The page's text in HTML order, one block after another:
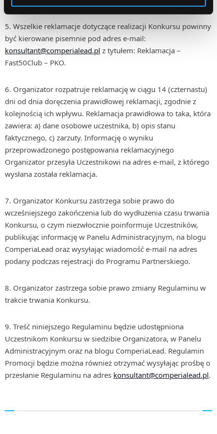
Wszelkie reklamacje dotyczące realizacji Konkursu powinny
być kierowane pisemnie pod adres e-mail:
konsultant@comperialead.pl z tytułem: Reklamacja –
Fast50Club – PKO.
Organizator rozpatruje reklamację w ciągu 14 (czternastu)
dni od dnia doręczenia prawidłowej reklamacji, zgodnie z
kolejnością ich wpływu. Reklamacja prawidłowa to taka, która
zawiera: a) dane osobowe uczestnika, b) opis stanu
faktycznego, c) zarzuty. Informację o wyniku
przeprowadzonego postępowania reklamacyjnego
Organizator przesyła Uczestnikowi na adres e-mail, z którego
wysłana została reklamacja.
Organizator Konkursu zastrzega sobie prawo do
wcześniejszego zakończenia lub do wydłużenia czasu trwania
Konkursu, o czym niezwłocznie poinformuje Uczestników,
publikując informację w Panelu Administracyjnym, na blogu
ComperiaLead oraz wysyłając wiadomość e-mail na adres
podany podczas rejestracji do Programu Partnerskiego.
Organizator zastrzega sobie prawo zmiany Regulaminu w
trakcie trwania Konkursu.
Treść niniejszego Regulaminu będzie udostępniona
Uczestnikom Konkursu w siedzibie Organizatora, w Panelu
Administracyjnym oraz na blogu ComperiaLead. Regulamin
Promocji będzie można również otrzymać wysyłając prośbę o
przesłanie Regulaminu na adres konsultant@comperialead.pl.